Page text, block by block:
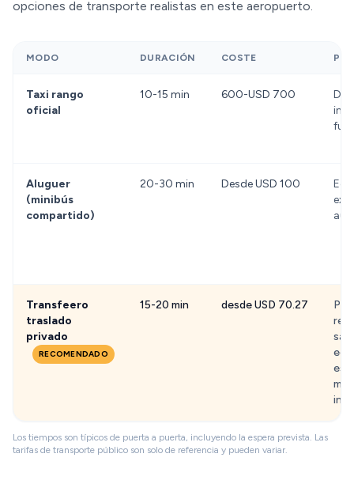
opciones de transporte realistas en este aeropuerto.
MODO DURACIÓN COSTE
Taxi rango
oficial
10-15 min 600-USD 700
Aluguer
(minibús
compartido)
20-30 min Desde USD 100
Transfeero
traslado
privado
RECOMENDADO
15-20 min desde USD 70.27
Los tiempos son típicos de puerta a puerta, incluyendo la espera prevista. Las
tarifas de transporte público son solo de referencia y pueden variar.